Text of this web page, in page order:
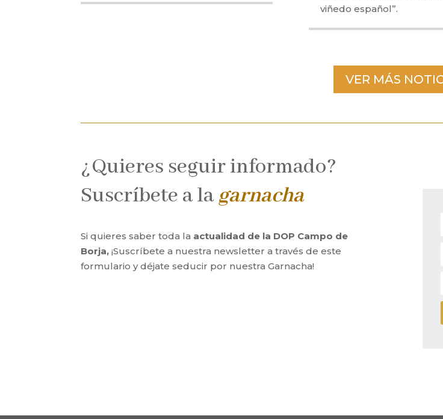
viñedo español”.
VER MÁS
¿Quieres seguir informado?
Suscríbete a lagarnacha
Si quieres saber toda la actualidad de la DOP Campo de
Borja, ¡Suscríbete a nuestra newsletter a través de este
formulario y déjate seducir por nuestra Garnacha!